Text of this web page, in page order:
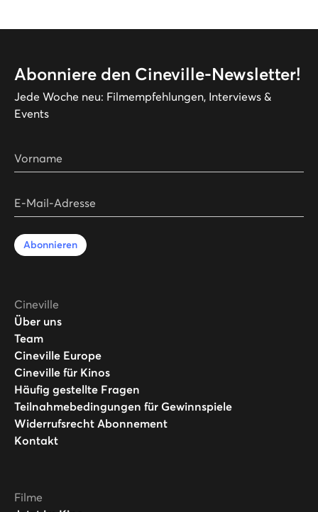
Abonniere den Cineville-Newsletter!
Jede Woche neu: Filmempfehlungen, Interviews &
Events
Vorname
E-Mail-Adresse
Abonnieren
Cineville
Über uns
Team
Cineville Europe
Cineville für Kinos
Häufig gestellte Fragen
Teilnahmebedingungen für Gewinnspiele
Widerrufsrecht Abonnement
Kontakt
Filme